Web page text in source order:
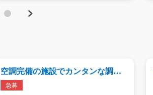
Next
空調完備の施設でカンタンな調理
補助/t03_00111
急募